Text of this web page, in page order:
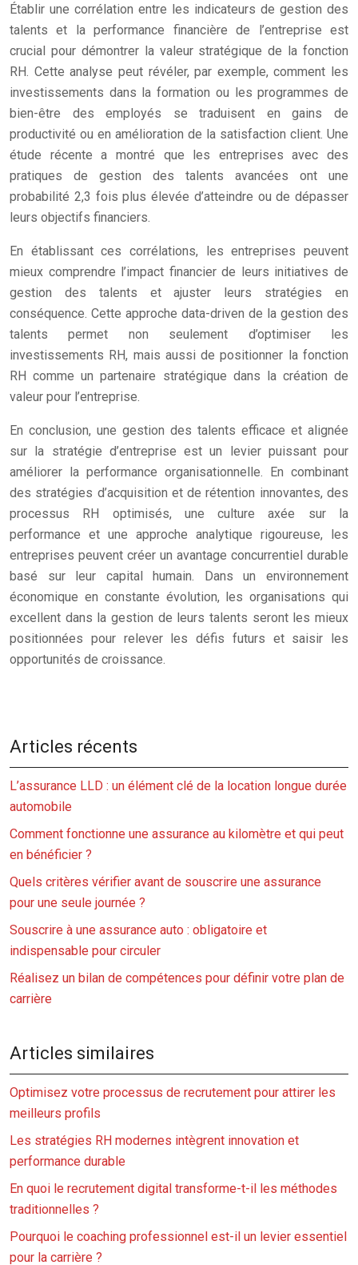
Établir une corrélation entre les indicateurs de gestion des
talents et la performance financière de l’entreprise est
crucial pour démontrer la valeur stratégique de la fonction
RH. Cette analyse peut révéler, par exemple, comment les
investissements dans la formation ou les programmes de
bien-être des employés se traduisent en gains de
productivité ou en amélioration de la satisfaction client. Une
étude récente a montré que les entreprises avec des
pratiques de gestion des talents avancées ont une
probabilité 2,3 fois plus élevée d’atteindre ou de dépasser
leurs objectifs financiers.
En établissant ces corrélations, les entreprises peuvent
mieux comprendre l’impact financier de leurs initiatives de
gestion des talents et ajuster leurs stratégies en
conséquence. Cette approche data-driven de la gestion des
talents permet non seulement d’optimiser les
investissements RH, mais aussi de positionner la fonction
RH comme un partenaire stratégique dans la création de
valeur pour l’entreprise.
En conclusion, une gestion des talents efficace et alignée
sur la stratégie d’entreprise est un levier puissant pour
améliorer la performance organisationnelle. En combinant
des stratégies d’acquisition et de rétention innovantes, des
processus RH optimisés, une culture axée sur la
performance et une approche analytique rigoureuse, les
entreprises peuvent créer un avantage concurrentiel durable
basé sur leur capital humain. Dans un environnement
économique en constante évolution, les organisations qui
excellent dans la gestion de leurs talents seront les mieux
positionnées pour relever les défis futurs et saisir les
opportunités de croissance.
Articles récents
L’assurance LLD : un élément clé de la location longue durée
automobile
Comment fonctionne une assurance au kilomètre et qui peut
en bénéficier ?
Quels critères vérifier avant de souscrire une assurance
pour une seule journée ?
Souscrire à une assurance auto : obligatoire et
indispensable pour circuler
Réalisez un bilan de compétences pour définir votre plan de
carrière
Articles similaires
Optimisez votre processus de recrutement pour attirer les
meilleurs profils
Les stratégies RH modernes intègrent innovation et
performance durable
En quoi le recrutement digital transforme-t-il les méthodes
traditionnelles ?
Pourquoi le coaching professionnel est-il un levier essentiel
pour la carrière ?